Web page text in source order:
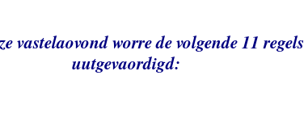
vastelaovond worre de volgende 11 regels
uutgevaordigd: